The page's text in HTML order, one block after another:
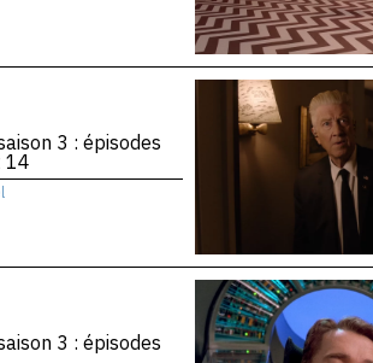
3 : épisodes
14
3 : épisodes